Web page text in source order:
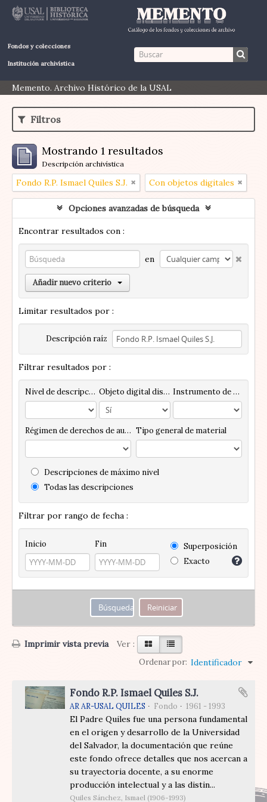
Fondos y colecciones
Institución archivística
Memento. Archivo Histórico de la USAL
Filtros
Mostrando 1 resultados
Descripción archivística
Fondo R.P. Ismael Quiles S.J. Con objetos digitales
Opciones avanzadas de búsqueda
Encontrar resultados con :
en
Añadir nuevo criterio
Limitar resultados por :
Descripción raíz
Filtrar resultados por :
Nivel de descripción Objeto digital disponibles Instrumento de descripción
Régimen de derechos de autor Tipo general de material
Descripciones de máximo nivel
Todas las descripciones
Filtrar por rango de fecha :
Inicio Fin
Superposición
Exacto
Imprimir vista previa Ver :
Ordenar por: Identificador
Fondo R.P. Ismael Quiles S.J.
AR AR-USAL QUILES Fondo 1961 - 1993
El Padre Quiles fue una persona fundamental
en el origen y desarrollo de la Universidad
del Salvador, la documentación que reúne
este fondo ofrece detalles que nos acercan a
su trayectoria docente, a su enorme
producción intelectual y a las distin...
Quiles Sánchez, Ismael (1906-1993)